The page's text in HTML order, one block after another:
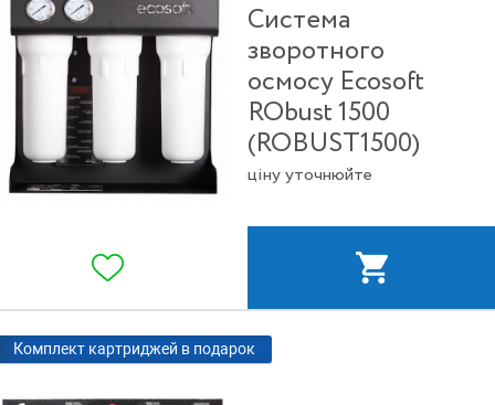
Система
зворотного
осмосу Ecosoft
RObust 1500
(ROBUST1500)
ціну уточнюйте
Комплект картриджей в подарок